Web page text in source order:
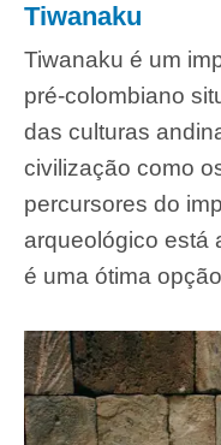
Tiwanaku
Tiwanaku é um
pré-colombiano
das culturas
civilização como
percursores do
arqueológico está
é uma ótima